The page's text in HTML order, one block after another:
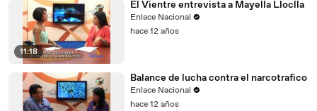
11:18
El Vientre entrevista a Mayella Lloclla
Enlace Nacional
hace 12 años
Balance de lucha contra el narcotrafico
Enlace Nacional
hace 12 años